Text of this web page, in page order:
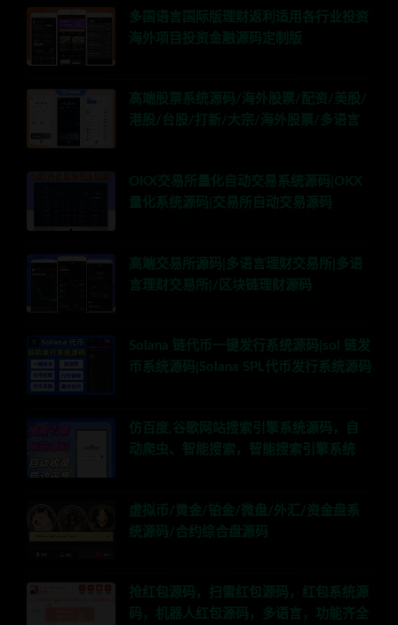
多国语言国际版理财返利适用各行业投资
海外项目投资金融源码定制版
高端股票系统源码/海外股票/配资/美股/
港股/台股/打新/大宗/海外股票/多语言
OKX交易所量化自动交易系统源码|OKX
量化系统源码|交易所自动交易源码
高端交易所源码|多语言理财交易所|多语
言理财交易所|/区块链理财源码
Solana 链代币一键发行系统源码|sol 链发
币系统源码|Solana SPL代币发行系统源码
仿百度,谷歌网站搜索引擎系统源码，自
动爬虫、智能搜索，智能搜索引擎系统
虚拟币/黄金/铂金/微盘/外汇/资金盘系
统源码/合约综合盘源码
抢红包源码，扫雷红包源码，红包系统源
码，机器人红包源码，多语言，功能齐全